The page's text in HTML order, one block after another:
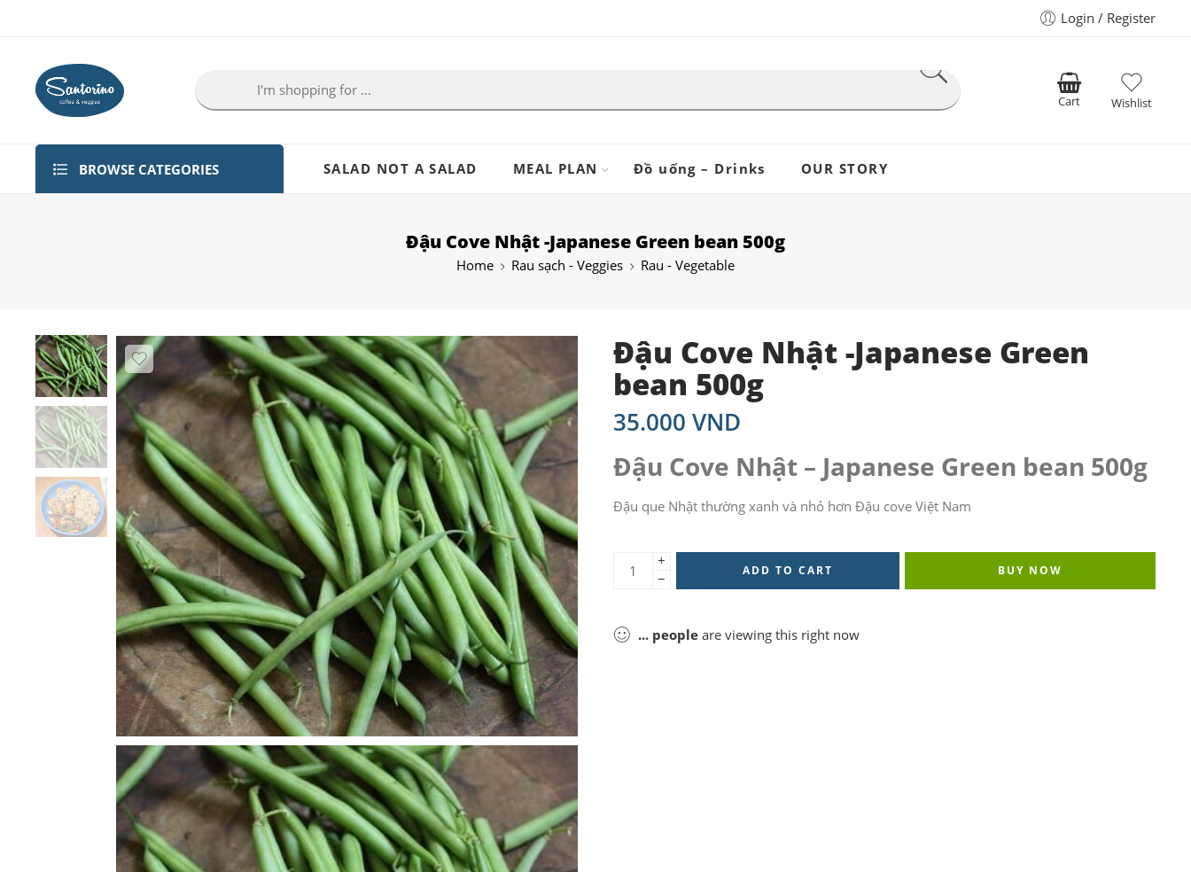
Login / Register
Cart Wishlist
BROWSE CATEGORIES SALAD NOT A SALAD MEAL PLAN Đồ uống – Drinks OUR STORY
Đậu Cove Nhật -Japanese Green bean 500g
Home Rau sạch - Veggies Rau - Vegetable
Đậu Cove Nhật -Japanese Green
bean 500g
35.000 VND
Đậu Cove Nhật – Japanese Green bean 500g
Đậu que Nhật thường xanh và nhỏ hơn Đậu cove Việt Nam
+
−
ADD TO CART BUY NOW
... people are viewing this right now